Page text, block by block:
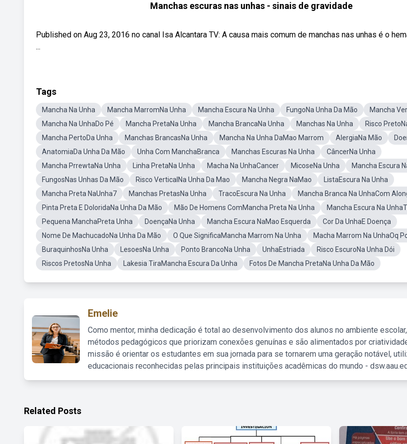
Manchas escuras nas unhas - sinais de gravidade
Published on Aug 23, 2016 no canal Isa Alcantara TV: A causa mais comum de manchas nas unhas é o
...
Tags
Mancha Na Unha Mancha MarromNa Unha Mancha Escura Na Unha FungoNa Unha Da Mão
Mancha
Mancha Na UnhaDo Pé
Mancha PretaNa Unha Mancha BrancaNa Unha Manchas Na Unha
Risco
Mancha PertoDa Unha
Manchas BrancasNa Unha Mancha Na Unha DaMao Marrom AlergiaNa Mão
AnatomiaDa Unha Da Mão
Unha Com ManchaBranca Manchas Escuras Na Unha
CâncerNa Unha
Mancha PrrewtaNa Unha
Linha PretaNa Unha Macha Na UnhaCancer MicoseNa Unha
Mancha Escura
FungosNas Unhas Da Mão
Risco VerticalNa Unha Da Mao Mancha Negra NaMao
ListaEscura Na Unha
Mancha Preta NaUnha7
Manchas PretasNa Unha TracoEscura Na Unha
Mancha Branca Na UnhaCom
Pinta Preta E DoloridaNa Unha Da Mão
Mão De Homens ComMancha Preta Na Unha
Mancha Escura Na
Pequena ManchaPreta Unha
DoençaNa Unha Mancha Escura NaMao Esquerda
Cor Da UnhaE Doença
Nome De MachucadoNa Unha Da Mão
O Que SignificaMancha Marrom Na Unha
Macha Marrom Na UnhaOq
BuraquinhosNa Unha
LesoesNa Unha Ponto BrancoNa Unha UnhaEstriada
Risco EscuroNa Unha Dói
Riscos PretosNa Unha
Lakesia TiraMancha Escura Da Unha Fotos De Mancha PretaNa Unha Da Mão
Emelie
Como mentor, minha dedicação é total ao desenvolvimento dos alunos no ambiente
métodos pedagógicos que priorizam conexões genuínas e são alimentados por
missão é orientar os estudantes em sua jornada para se tornarem uma geração notável,
educacionais reconhecidas pelas principais instituições acadêmicas do mundo -
Related Posts